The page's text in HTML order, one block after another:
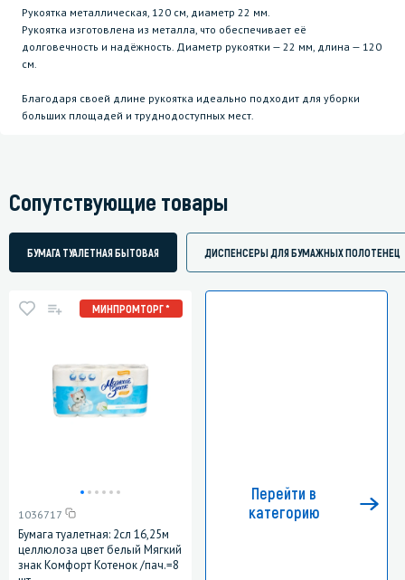
Рукоятка металлическая, 120 см, диаметр 22 мм.
Рукоятка изготовлена из металла, что обеспечивает её
долговечность и надёжность. Диаметр рукоятки — 22 мм, длина — 120
см.
Благодаря своей длине рукоятка идеально подходит для уборки
больших площадей и труднодоступных мест.
Сопутствующие товары
БУМАГА ТУАЛЕТНАЯ БЫТОВАЯ ДИСПЕНСЕРЫ ДЛЯ БУМАЖНЫХ ПОЛОТЕНЕЦ
МИНПРОМТОРГ *
1036717
Бумага туалетная: 2сл 16,25м
целлюлоза цвет белый Мягкий
знак Комфорт Котенок /пач.=8
Перейти в
категорию